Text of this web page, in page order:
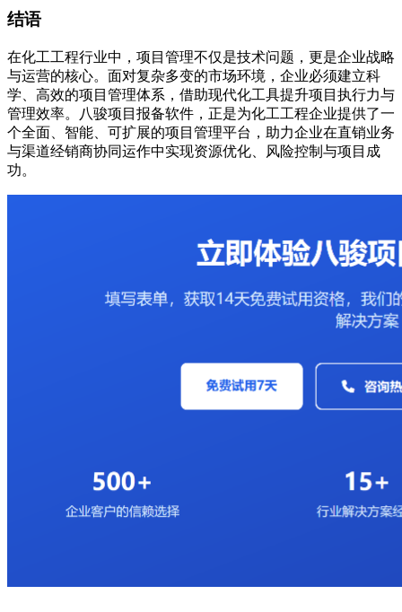
结语
在化工工程行业中，项目管理不仅是技术问题，更是企业战略
与运营的核心。面对复杂多变的市场环境，企业必须建立科
学、高效的项目管理体系，借助现代化工具提升项目执行力与
管理效率。八骏项目报备软件，正是为化工工程企业提供了一
个全面、智能、可扩展的项目管理平台，助力企业在直销业务
与渠道经销商协同运作中实现资源优化、风险控制与项目成
功。